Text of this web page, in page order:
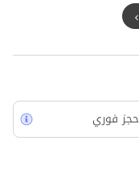
حجز فوري